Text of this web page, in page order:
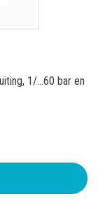
1/...60 bar en